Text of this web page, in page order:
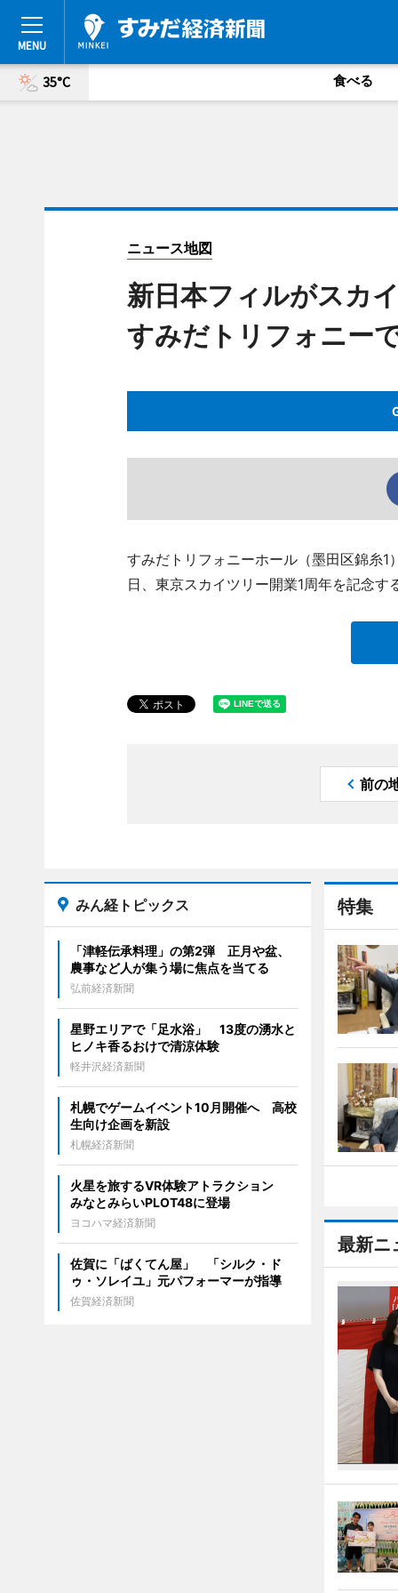
35°C 食べる
ニュース地図
新日本フィルがスカ
すみだトリフォニー
すみだトリフォニーホール（墨田区錦糸
日、東京スカイツリー開業1周年を記念す
前の
特集
最新ニ
みん経トピックス
「津軽伝承料理」の第2弾 正月や盆、
農事など人が集う場に焦点を当てる
弘前経済新聞
星野エリアで「足水浴」 13度の湧水と
ヒノキ香るおけで清涼体験
軽井沢経済新聞
札幌でゲームイベント10月開催へ 高校
生向け企画を新設
札幌経済新聞
火星を旅するVR体験アトラクション
みなとみらいPLOT48に登場
ヨコハマ経済新聞
佐賀に「ばくてん屋」 「シルク・ド
ゥ・ソレイユ」元パフォーマーが指導
佐賀経済新聞